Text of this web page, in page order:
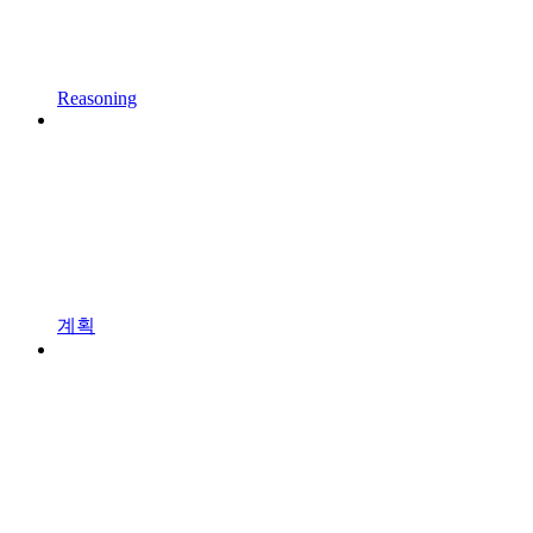
Reasoning
계획